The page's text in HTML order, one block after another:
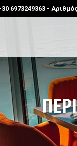
6973249363 -